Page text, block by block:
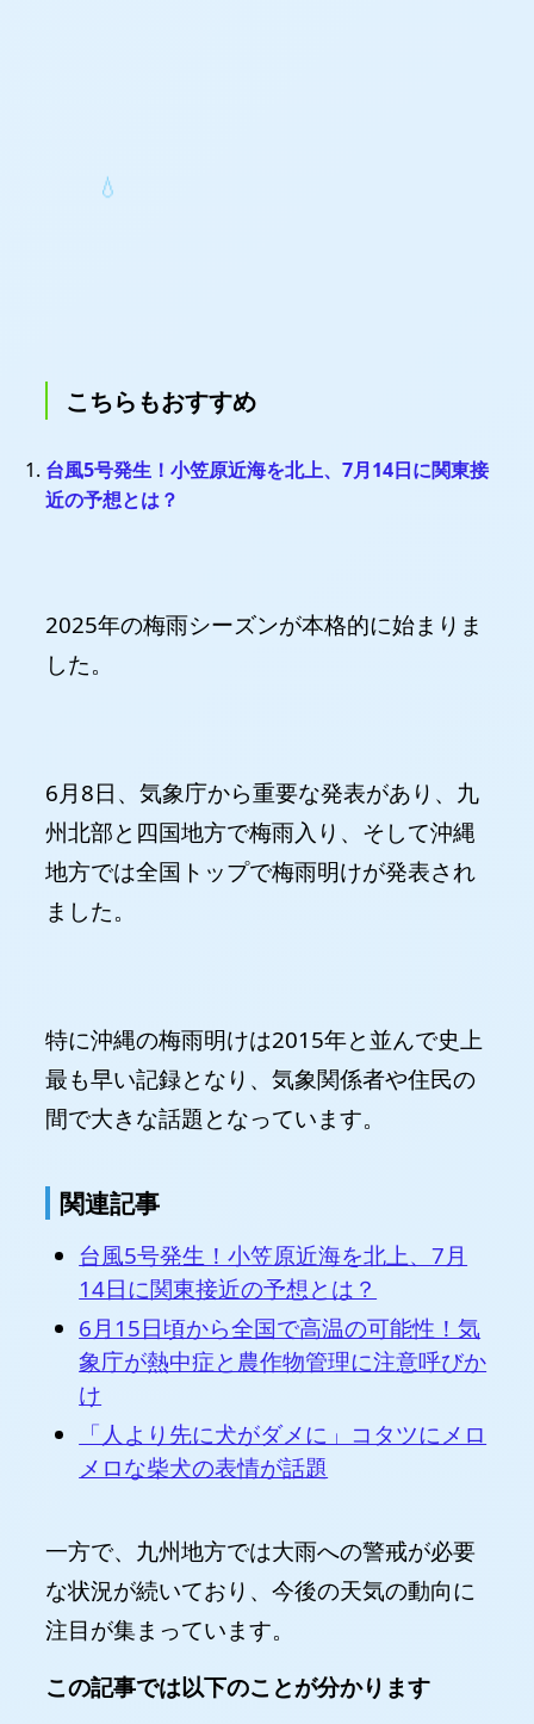
こちらもおすすめ
台風5号発生！小笠原近海を北上、7月14日に関東接
近の予想とは？
2025年の梅雨シーズンが本格的に始まりま
した。
6月8日、気象庁から重要な発表があり、九
州北部と四国地方で梅雨入り、そして沖縄
地方では全国トップで梅雨明けが発表され
ました。
特に沖縄の梅雨明けは2015年と並んで史上
最も早い記録となり、気象関係者や住民の
間で大きな話題となっています。
関連記事
台風5号発生！小笠原近海を北上、7月
14日に関東接近の予想とは？
6月15日頃から全国で高温の可能性！気
象庁が熱中症と農作物管理に注意呼びか
け
「人より先に犬がダメに」コタツにメロ
メロな柴犬の表情が話題
一方で、九州地方では大雨への警戒が必要
な状況が続いており、今後の天気の動向に
注目が集まっています。
この記事では以下のことが分かります